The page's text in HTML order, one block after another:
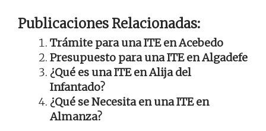
Publicaciones Relacionadas:
Trámite para una ITE en Acebedo
Presupuesto para una ITE en Algadefe
¿Qué es una ITE en Alija del
Infantado?
¿Qué se Necesita en una ITE en
Almanza?